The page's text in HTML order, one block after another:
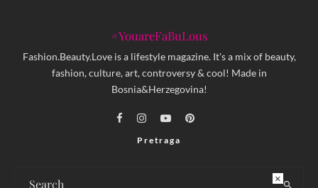
#YouareFaBuLous
Fashion.Beauty.Love is a lifestyle magazine. It's a mix of beauty,
fashion, culture, art, controversy & cool! Made in
Bosnia&Herzegovina!
Pretraga
×